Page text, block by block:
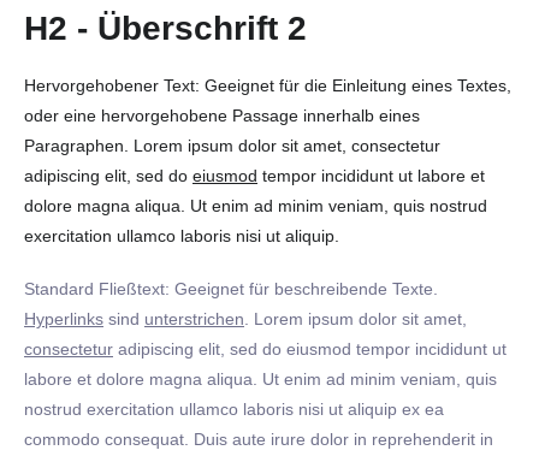
H2 - Überschrift 2
Hervorgehobener Text: Geeignet für die Einleitung eines Textes,
oder eine hervorgehobene Passage innerhalb eines
Paragraphen. Lorem ipsum dolor sit amet, consectetur
adipiscing elit, sed do eiusmod tempor incididunt ut labore et
dolore magna aliqua. Ut enim ad minim veniam, quis nostrud
exercitation ullamco laboris nisi ut aliquip.
Standard Fließtext: Geeignet für beschreibende Texte.
Hyperlinks sind unterstrichen. Lorem ipsum dolor sit amet,
consectetur adipiscing elit, sed do eiusmod tempor incididunt ut
labore et dolore magna aliqua. Ut enim ad minim veniam, quis
nostrud exercitation ullamco laboris nisi ut aliquip ex ea
commodo consequat. Duis aute irure dolor in reprehenderit in